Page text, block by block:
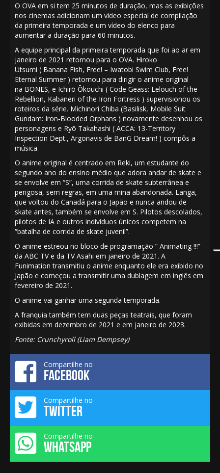
O OVA em si tem 25 minutos de duração, mas as exibições
nos cinemas adicionam um vídeo especial de compilação
da primeira temporada e um vídeo do elenco para
aumentar a duração para 60 minutos.
A equipe principal da primeira temporada que foi ao ar em
janeiro de 2021 retornou para o OVA. Hiroko
Utsumi ( Banana Fish, Free! – Iwatobi Swim Club, Free!
Eternal Summer ) retornou para dirigir o anime original
na BONES, e Ichirō Ōkouchi ( Code Geass: Lelouch of the
Rebellion, Kabaneri of the Iron Fortress ) supervisionou os
roteiros da série. Michinori Chiba (Basilisk, Mobile Suit
Gundam: Iron-Blooded Orphans ) novamente desenhou os
personagens e Ryō Takahashi ( ACCA: 13-Territory
Inspection Dept., Argonavis de BanG Dream! ) compôs a
música.
O anime original é centrado em Reki, um estudante do
segundo ano do ensino médio que adora andar de skate e
se envolve em “S”, uma corrida de skate subterrânea e
perigosa, sem regras, em uma mina abandonada. Langa,
que voltou do Canadá para o Japão e nunca andou de
skate antes, também se envolve em S. Pilotos descolados,
pilotos de IA e outros indivíduos únicos competem na
“batalha de corrida de skate juvenil”.
O anime estreou no bloco de programação ” Animating !!!”
da ABC TV e da TV Asahi em janeiro de 2021. A
Funimation transmitiu o anime enquanto ele era exibido no
Japão e começou a transmitir uma dublagem em inglês em
fevereiro de 2021.
O anime vai ganhar uma segunda temporada.
A franquia também tem duas peças teatrais, que foram
exibidas em dezembro de 2021 e em janeiro de 2023.
Fonte: Crunchyroll(Liam Dempsey)
Compartilhe no
FACEBOOK
Compartilhe no
TWITTER
Compartilhe no
WHATSAPP